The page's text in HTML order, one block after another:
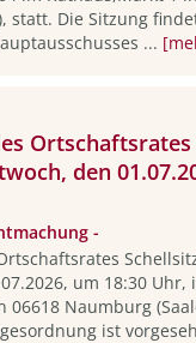
statt. Die Sitzung
...
den
-
um 18:30 Uhr,
06618 Naumburg
ist